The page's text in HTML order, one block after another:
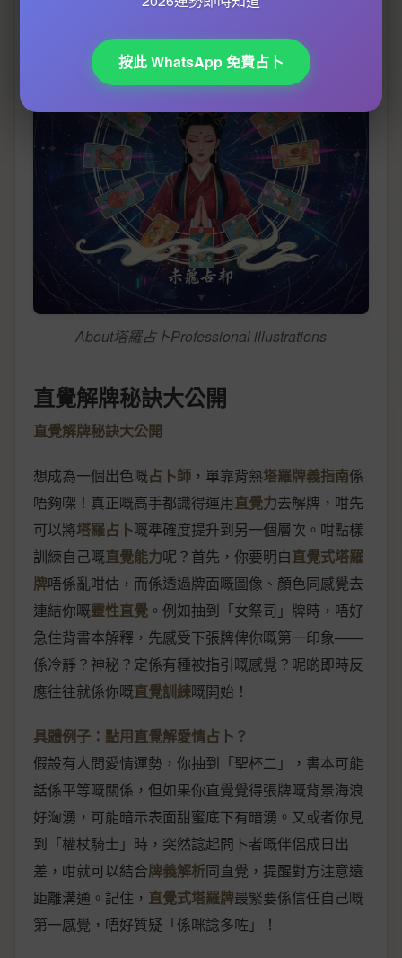
About塔羅占卜Professional illustrations
直覺解牌秘訣大公開
直覺解牌秘訣大公開
想成為一個出色嘅占卜師 ，單靠背熟塔羅牌義指南係
唔夠㗎！真正嘅高手都識得運用直覺力去解牌，咁先
可以將塔羅占卜嘅準確度提升到另一個層次。咁點樣
訓練自己嘅直覺能力呢？首先，你要明白直覺式塔羅
牌唔係亂咁估，而係透過牌面嘅圖像、顏色同感覺去
連結你嘅靈性直覺 。例如抽到「女祭司」牌時，唔好
急住背書本解釋，先感受下張牌俾你嘅第一印象——
係冷靜？神秘？定係有種被指引嘅感覺？呢啲即時反
應往往就係你嘅直覺訓練嘅開始！
具體例子：點用直覺解愛情占卜？
假設有人問愛情運勢，你抽到「聖杯二」，書本可能
話係平等嘅關係，但如果你直覺覺得張牌嘅背景海浪
好洶湧，可能暗示表面甜蜜底下有暗湧。又或者你見
到「權杖騎士」時，突然諗起問卜者嘅伴侶成日出
差，咁就可以結合牌義解析同直覺，提醒對方注意遠
距離溝通。記住， 直覺式塔羅牌最緊要係信任自己嘅
第一感覺，唔好質疑「係咪諗多咗」！
按此 WhatsApp 免費占卜